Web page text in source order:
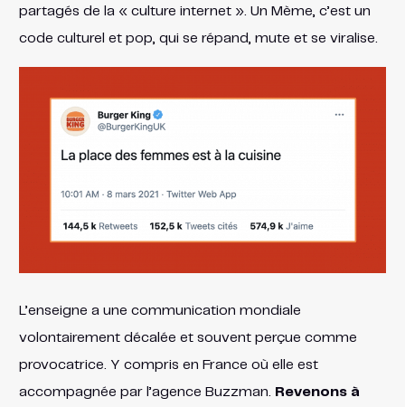
partagés de la « culture internet ». Un Mème, c’est un
code culturel et pop, qui se répand, mute et se viralise.
L’enseigne a une communication mondiale
volontairement décalée et souvent perçue comme
provocatrice. Y compris en France où elle est
accompagnée par l’agence Buzzman. Revenons à